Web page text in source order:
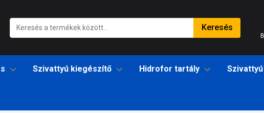
Keresés
Szivattyú kiegészítő Hidrofor tartály